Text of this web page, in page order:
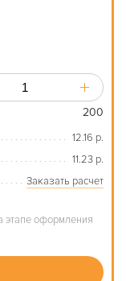
200
12.16 р.
11.23 р.
Заказать расчет
этапе оформления